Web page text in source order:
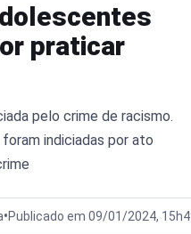
praticar
pelo crime de racismo.
indiciadas por ato
•Publicado em 09/01/2024,